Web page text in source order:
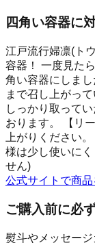
四角い容器に
江戸流行婦凛(ト
容器！ 一度見た
角い容器にしま
まで召し上がっ
しっかり取って
おります。 【リ
上がりください
様は少し使いに
せん)
公式サイトで商品
ご購入前に必
熨斗やメッセー